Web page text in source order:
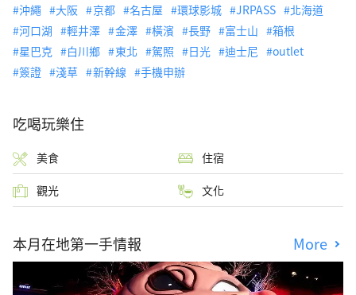
沖繩 大阪 京都 名古屋 環球影城 JRPASS
北海道
河口湖
輕井澤 金澤 橫濱 長野 富士山
箱根
星巴克
白川鄉 東北 駕照 日光 迪士尼
outlet
簽證
淺草 新幹線 手機申辦
吃喝玩樂住
美食 住宿
觀光 文化
本月在地第一手情報 More